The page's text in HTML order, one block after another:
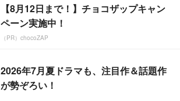
【8月12日まで！】チョコザップキャン
ペーン実施中！
（PR）chocoZAP
2026年7月夏ドラマも、注目作＆話題作
が勢ぞろい！